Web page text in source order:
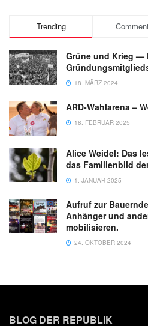
Trending
Grüne und Krieg —
18. MÄRZ 2024
ARD-Wahlarena –
18. FEBRUAR 2025
Alice Weidel: Das
das Familienbild
1. JANUAR 2025
Aufruf zur
Anhänger und
mobilisieren.
24. OKTOBER 2024
BLOG DER REPUBLIK